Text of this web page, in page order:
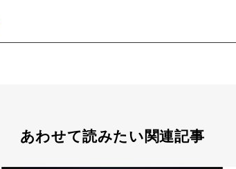
あわせて読みたい関連記事